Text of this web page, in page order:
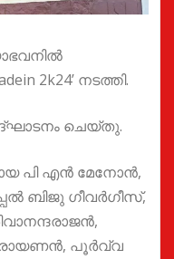
2k24’ നടത്തി.
ചെയ്തു.
പി എൻ മേനോൻ,
ബിജു ഗീവർഗീസ്,
പൂർവ്വ